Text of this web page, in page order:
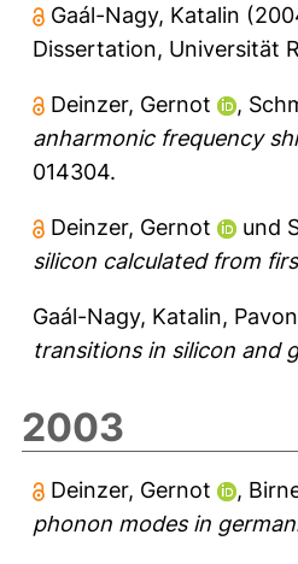
Gaál-Nagy, Katalin
Dissertation, Universität
Deinzer, Gernot ,
anharmonic frequency
014304.
Deinzer, Gernot und
silicon calculated from
Gaál-Nagy, Katalin,
transitions in silicon and
2003
Deinzer, Gernot ,
phonon modes in